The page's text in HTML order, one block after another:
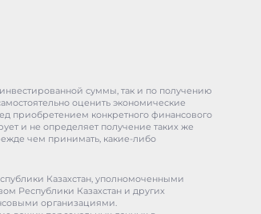
суммы, так и по получению
оценить экономические
приобретением конкретного финансового
и не определяет получение таких же
чем принимать, какие-либо
Казахстан, уполномоченными
Республики Казахстан и других
организациями.